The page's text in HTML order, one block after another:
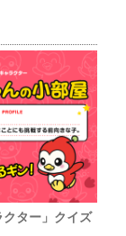
クター」クイズ